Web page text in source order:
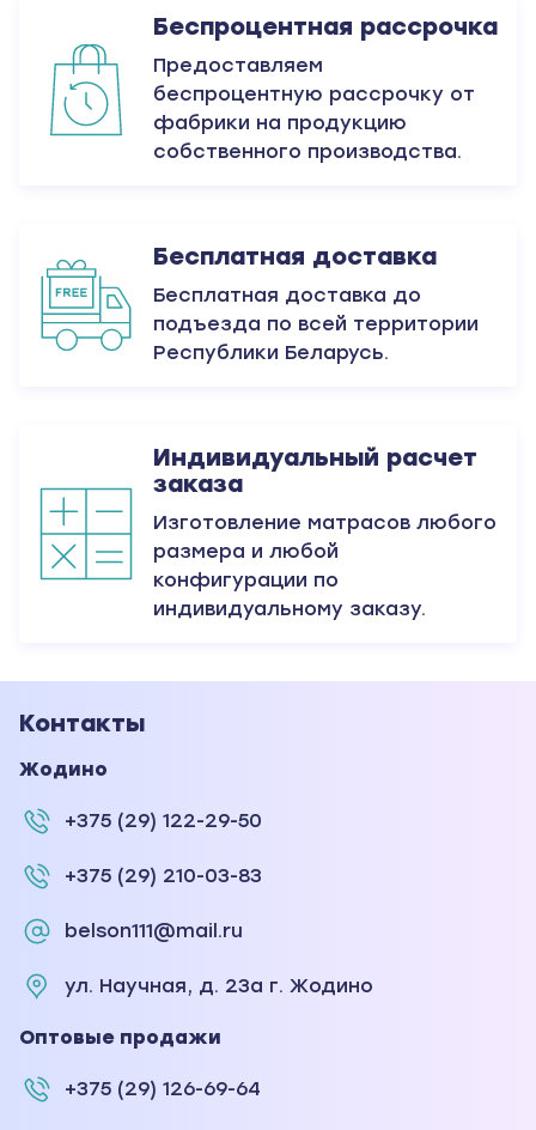
Беспроцентная рассрочка
Предоставляем
беспроцентную рассрочку от
фабрики на продукцию
собственного производства.
Бесплатная доставка
Бесплатная доставка до
подъезда по всей территории
Республики Беларусь.
Индивидуальный расчет
заказа
Изготовление матрасов любого
размера и любой
конфигурации по
индивидуальному заказу.
Контакты
Жодино
+375 (29) 122-29-50
+375 (29) 210-03-83
belson111@mail.ru
ул. Научная, д. 23а г. Жодино
Оптовые продажи
+375 (29) 126-69-64